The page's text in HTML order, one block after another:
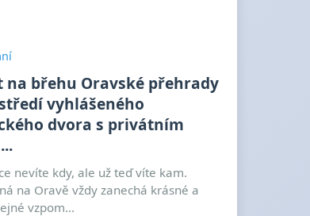
na břehu Oravské přehrady
vyhlášeného
dvora s privátním
nevíte kdy, ale už teď víte kam.
na Oravě vždy zanechá krásné a
vzpom...